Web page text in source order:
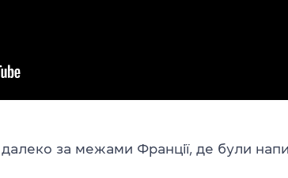
за межами Франції, де були